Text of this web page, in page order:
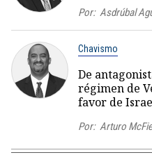
Por: Asdrúbal
Chavismo
De
régimen de
favor de
Por: Arturo